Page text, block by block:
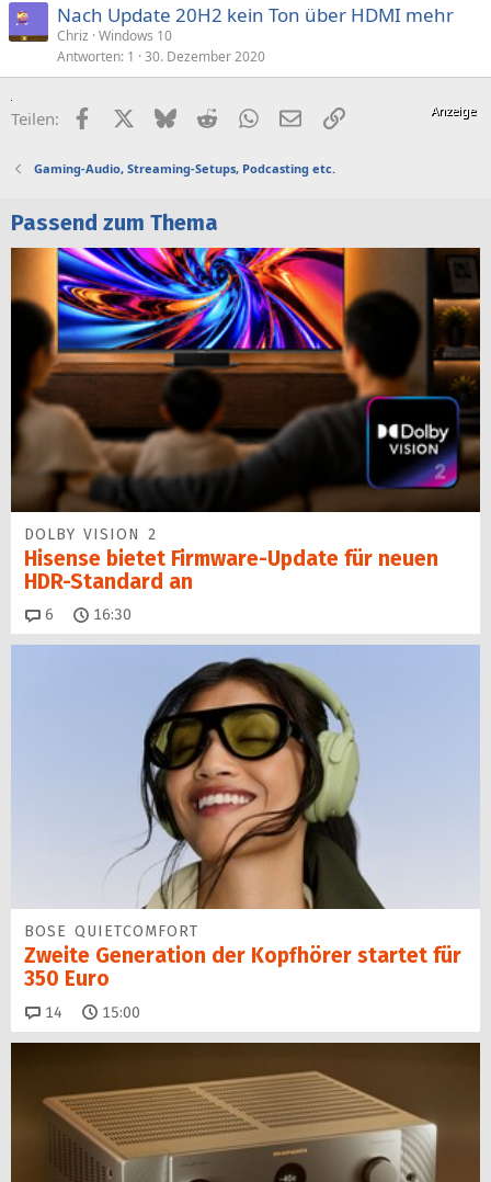
Nach Update 20H2 kein Ton über HDMI mehr
Chriz Windows 10
Antworten 1 30. Dezember 2020
Teilen: FacebookX (Twitter)
BlueskyRedditWhatsApp
E-MailLink
Gaming-Audio, Streaming-Setups, Podcasting etc.
Passend zum Thema
DOLBY VISION 2
Hisense bietet Firmware-Update für neuen
HDR-Standard an
6 Kommentare
16:30
BOSE QUIETCOMFORT
Zweite Generation der Kopfhörer startet für
350 Euro
14 Kommentare
15:00